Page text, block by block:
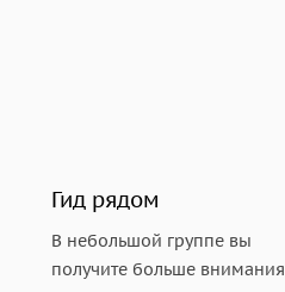
Гид рядом
В небольшой группе вы
получите больше внимания